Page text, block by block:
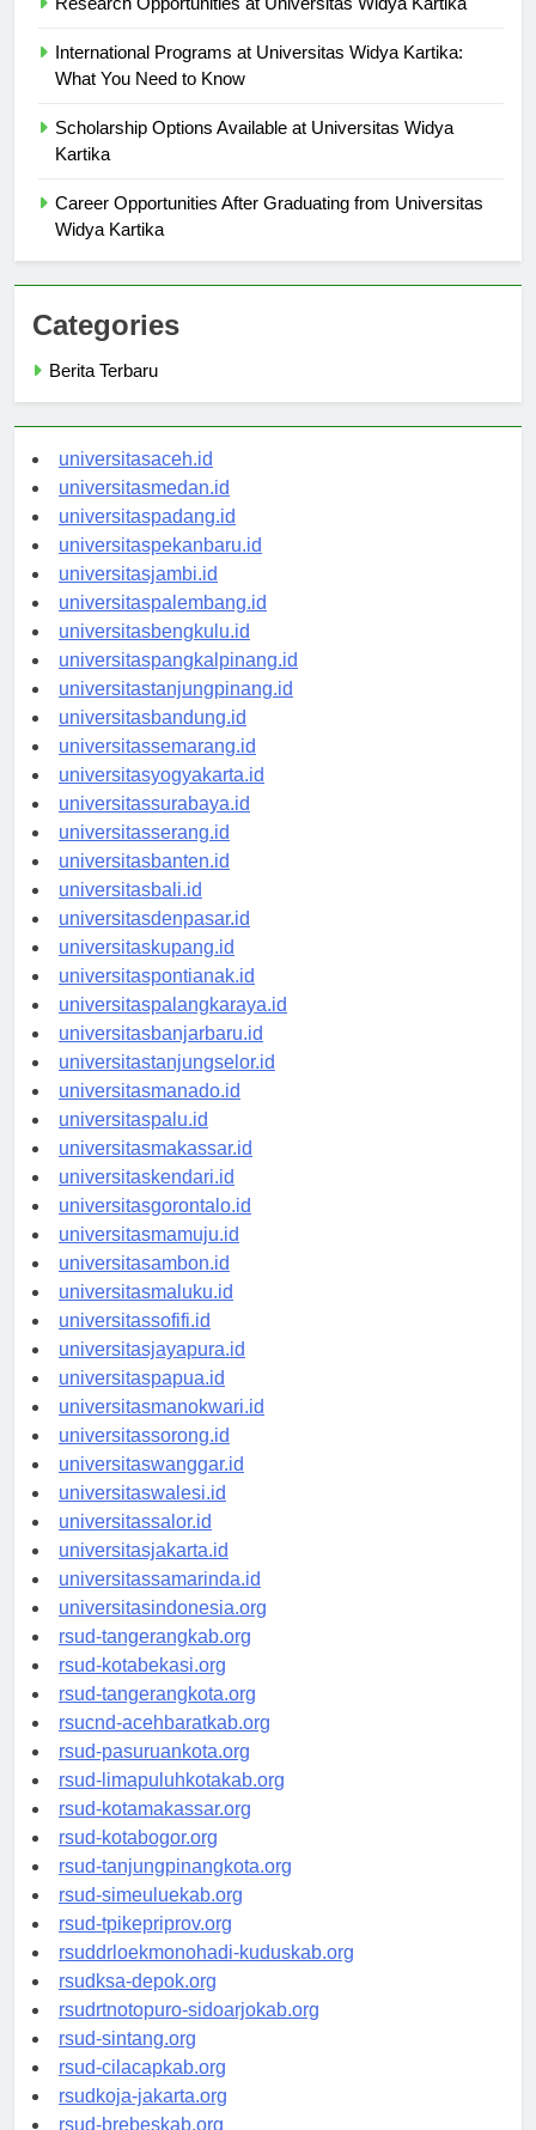
International Programs at Universitas Widya Kartika:
Scholarship Options Available at Universitas Widya
Career Opportunities After Graduating from Universitas
Categories
universitasaceh.id
universitasmedan.id
universitaspadang.id
universitaspekanbaru.id
universitasjambi.id
universitaspalembang.id
universitasbengkulu.id
universitaspangkalpinang.id
universitastanjungpinang.id
universitasbandung.id
universitassemarang.id
universitasyogyakarta.id
universitassurabaya.id
universitasserang.id
universitasbanten.id
universitasbali.id
universitasdenpasar.id
universitaskupang.id
universitaspontianak.id
universitaspalangkaraya.id
universitasbanjarbaru.id
universitastanjungselor.id
universitasmanado.id
universitaspalu.id
universitasmakassar.id
universitaskendari.id
universitasgorontalo.id
universitasmamuju.id
universitasambon.id
universitasmaluku.id
universitassofifi.id
universitasjayapura.id
universitaspapua.id
universitasmanokwari.id
universitassorong.id
universitaswanggar.id
universitaswalesi.id
universitassalor.id
universitasjakarta.id
universitassamarinda.id
universitasindonesia.org
rsud-tangerangkab.org
rsud-kotabekasi.org
rsud-tangerangkota.org
rsucnd-acehbaratkab.org
rsud-pasuruankota.org
rsud-limapuluhkotakab.org
rsud-kotamakassar.org
rsud-kotabogor.org
rsud-tanjungpinangkota.org
rsud-simeuluekab.org
rsud-tpikepriprov.org
rsuddrloekmonohadi-kuduskab.org
rsudksa-depok.org
rsudrtnotopuro-sidoarjokab.org
rsud-sintang.org
rsud-cilacapkab.org
rsudkoja-jakarta.org